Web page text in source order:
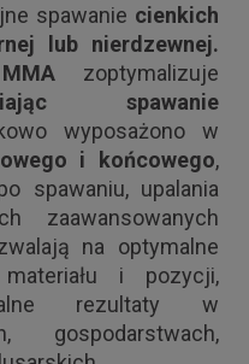
spawanie cienkich
lub nierdzewnej.
MMAzoptymalizuje
spawanie
wyposażono w
i końcowego,
spawaniu, upalania
zaawansowanych
na optymalne
i pozycji,
rezultaty w
gospodarstwach,